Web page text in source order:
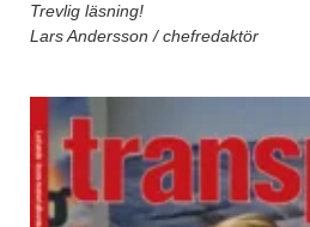
Trevlig läsning!
Lars Andersson / chefredaktör